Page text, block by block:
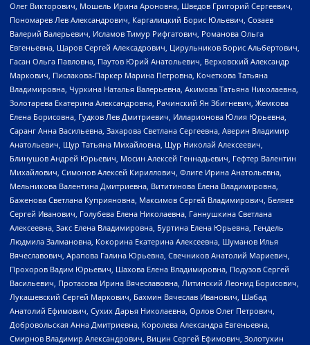
Олег Викторович, Мошель Ирина Ароновна, Шведов Григорий Сергеевич,
Пономарев Лев Александрович, Каргалицкий Борис Юльевич, Созаев
Валерий Валерьевич, Исламов Тимур Рифгатович, Романова Ольга
Евгеньевна, Щаров Сергей Алексадрович, Цирульников Борис Альбертович,
Гасан Ольга Павловна, Паутов Юрий Анатольевич, Верховский Александр
Маркович, Пислакова-Паркер Марина Петровна, Кочеткова Татьяна
Владимировна, Чуркина Наталья Валерьевна, Акимова Татьяна Николаевна,
Золотарева Екатерина Александровна, Рачинский Ян Збигневич, Жемкова
Елена Борисовна, Гудков Лев Дмитриевич, Илларионова Юлия Юрьевна,
Саранг Анна Васильевна, Захарова Светлана Сергеевна, Аверин Владимир
Анатольевич, Щур Татьяна Михайловна, Щур Николай Алексеевич,
Блинушов Андрей Юрьевич, Мосин Алексей Геннадьевич, Гефтер Валентин
Михайлович, Симонов Алексей Кириллович, Флиге Ирина Анатольевна,
Мельникова Валентина Дмитриевна, Вититинова Елена Владимировна,
Баженова Светлана Куприяновна, Максимов Сергей Владимирович, Беляев
Сергей Иванович, Голубева Елена Николаевна, Ганнушкина Светлана
Алексеевна, Закс Елена Владимировна, Буртина Елена Юрьевна, Гендель
Людмила Залмановна, Кокорина Екатерина Алексеевна, Шуманов Илья
Вячеславович, Арапова Галина Юрьевна, Свечников Анатолий Мариевич,
Прохоров Вадим Юрьевич, Шахова Елена Владимировна, Подузов Сергей
Васильевич, Протасова Ирина Вячеславовна, Литинский Леонид Борисович,
Лукашевский Сергей Маркович, Бахмин Вячеслав Иванович, Шабад
Анатолий Ефимович, Сухих Дарья Николаевна, Орлов Олег Петрович,
Добровольская Анна Дмитриевна, Королева Александра Евгеньевна,
Смирнов Владимир Александрович, Вицин Сергей Ефимович, Золотухин